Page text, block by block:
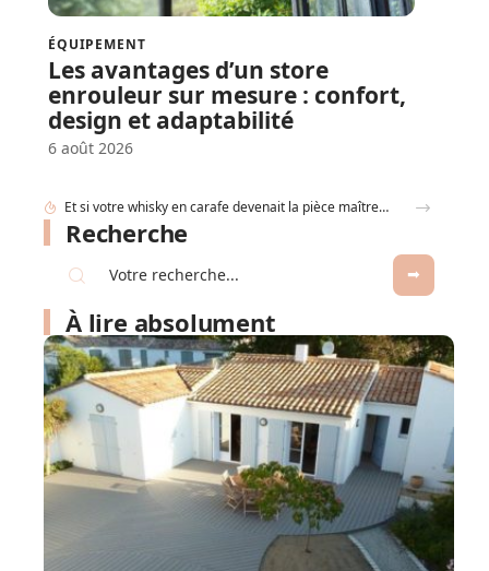
ÉQUIPEMENT
Les avantages d’un store
enrouleur sur mesure : confort,
design et adaptabilité
6 août 2026
Comment déterminer les dimensions d’une cuve de récupération d’eau de pluie ?
Recherche
À lire absolument